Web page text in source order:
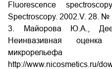
Fluorescence
Spectroscopy. 2002.V. 28. №
3. Майорова Ю.А.,
Неинвазивная оценка
http://www.nicosmetics.ru/